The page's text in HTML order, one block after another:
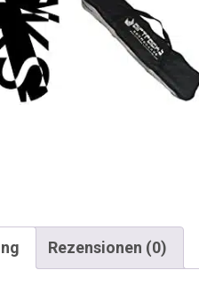
Rezensionen (0)